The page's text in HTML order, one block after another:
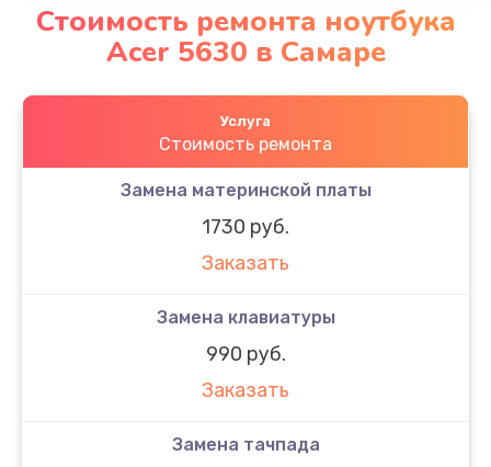
Стоимость ремонта ноутбука
Acer 5630 в Самаре
Услуга
Стоимость ремонта
Замена материнской платы
1730 руб.
Заказать
Замена клавиатуры
990 руб.
Заказать
Замена тачпада